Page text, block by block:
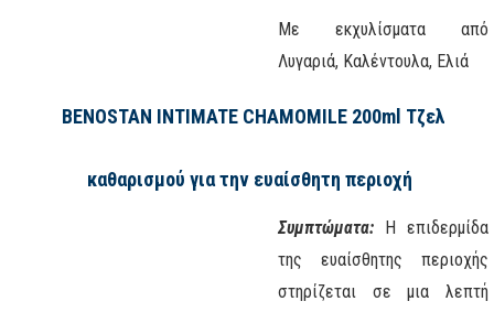
Με εκχυλίσματα από
Λυγαριά, Καλέντουλα, Ελιά
BENOSTAN INTIMATE CHAMOMILE 200ml Τζελ
καθαρισμού για την ευαίσθητη περιοχή
Συμπτώματα: Η επιδερμίδα
της ευαίσθητης περιοχής
στηρίζεται σε μια λεπτή